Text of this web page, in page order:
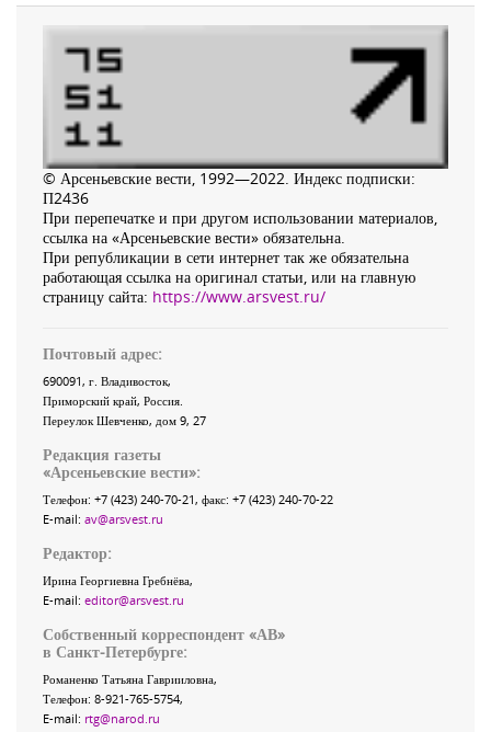
© Арсеньевские вести, 1992—2022. Индекс подписки:
П2436
При перепечатке и при другом использовании материалов,
ссылка на «Арсеньевские вести» обязательна.
При републикации в сети интернет так же обязательна
работающая ссылка на оригинал статьи, или на главную
страницу сайта: https://www.arsvest.ru/
Почтовый адрес:
690091, г. Владивосток,
Приморский край, Россия
Переулок Шевченко, дом 9, 27
Редакция газеты
«Арсеньевские вести»:
Телефон: +7 (423) 240-70-21, факс: +7 (423) 240-70-22
E-mail: av@arsvest.ru
Редактор:
Ирина Георгиевна Гребнёва,
E-mail: editor@arsvest.ru
Собственный корреспондент «АВ»
в Санкт-Петербурге:
Романенко Татьяна Гаврииловна,
Телефон: 8-921-765-5754,
E-mail: rtg@narod.ru